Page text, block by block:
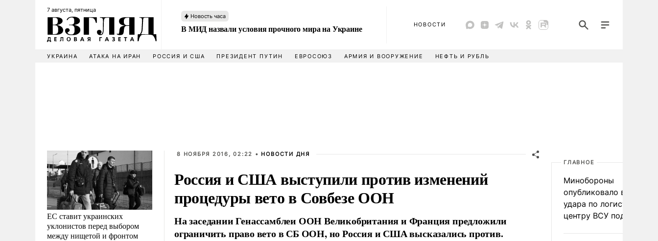
7 августа, пятница
Новость часа
В МИД назвали условия прочного мира на Украине НОВОСТИ
УКРАИНА АТАКА НА ИРАН РОССИЯ И США ПРЕЗИДЕНТ ПУТИН ЕВРОСОЮЗ АРМИЯ И ВООРУЖЕНИЕ НЕФТЬ И РУБЛЬ
ЕС ставит украинских
уклонистов перед выбором
между нищетой и фронтом
8 НОЯБРЯ 2016, 02:22 • НОВОСТИ ДНЯ
Россия и США выступили против изменений
процедуры вето в Совбезе ООН
На заседании Генассамблеи ООН Великобритания и Франция предложили
ограничить право вето в СБ ООН, но Россия и США высказались против.
ГЛАВНОЕ
Минобороны
опубликовало видео
удара по
центру ВСУ под Киевом